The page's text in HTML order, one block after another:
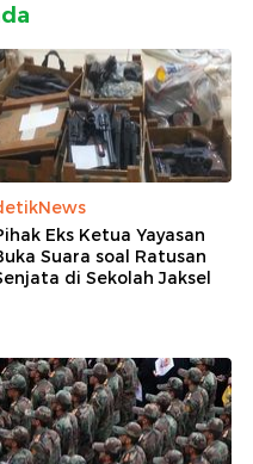
Eks Ketua Yayasan
Suara soal Ratusan
di Sekolah Jaksel